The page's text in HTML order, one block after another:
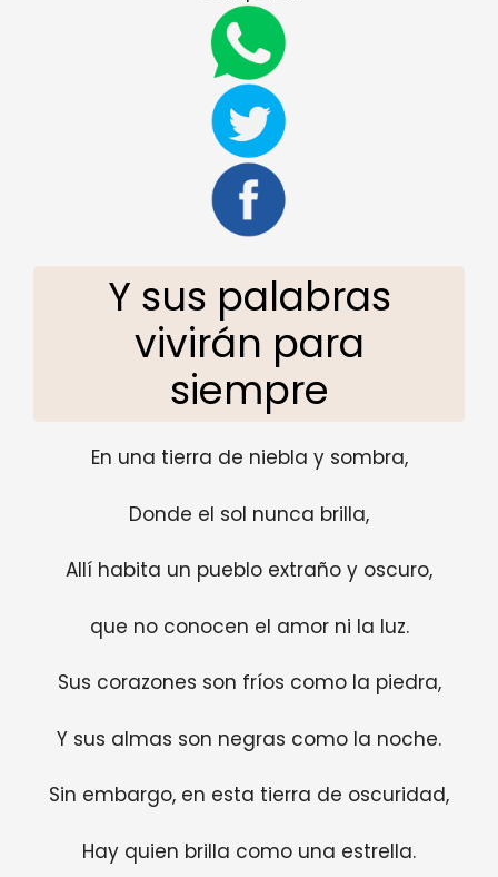
Y sus palabras
vivirán para
siempre
En una tierra de niebla y sombra,
Donde el sol nunca brilla,
Allí habita un pueblo extraño y oscuro,
que no conocen el amor ni la luz.
Sus corazones son fríos como la piedra,
Y sus almas son negras como la noche.
Sin embargo, en esta tierra de oscuridad,
Hay quien brilla como una estrella.